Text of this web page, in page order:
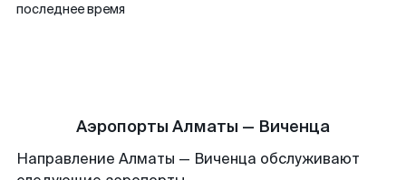
последнее время
Аэропорты Алматы — Виченца
Направление Алматы — Виченца обслуживают